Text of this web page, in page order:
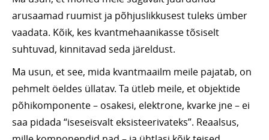
arusaamad ruumist ja põhjuslikkusest tuleks ümber
vaadata. Kõik, kes kvantmehaanikasse tõsiselt
suhtuvad, kinnitavad seda järeldust.
Ma usun, et see, mida kvantmaailm meile pajatab, on
pehmelt öeldes üllatav. Ta ütleb meile, et objektide
põhikomponente – osakesi, elektrone, kvarke jne – ei
saa pidada “iseseisvalt eksisteerivateks”. Reaalsus,